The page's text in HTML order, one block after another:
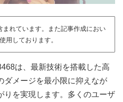
れています。また記事作成におい
用しております。
は、最新技術を搭載した高
ダメージを最小限に抑えなが
りを実現します。多くのユーザ